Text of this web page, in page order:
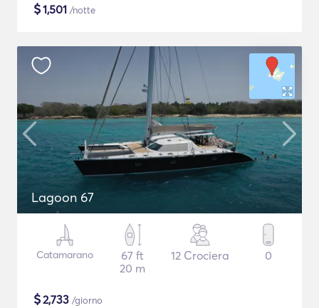
$1,501 /notte
Lagoon 67
Catamarano
67 ft
20 m
12 Crociera 0
$2,733 /giorno